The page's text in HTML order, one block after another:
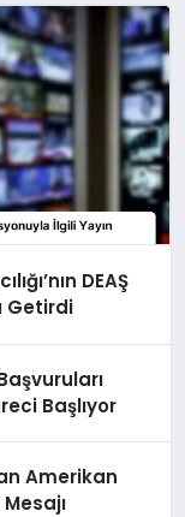
DEAŞ
Getirdi
Başlıyor
Amerikan